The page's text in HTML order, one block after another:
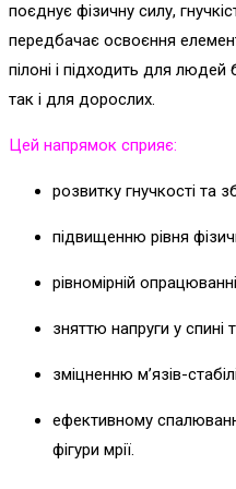
поєднує фізичну силу,
передбачає освоєння
пілоні і підходить для
так і для дорослих.
Цей напрямок сприяє:
розвитку гнучкості та
підвищенню рівня
рівномірній
зняттю напруги у
зміцненню м’язів-
ефективному
фігури мрії.